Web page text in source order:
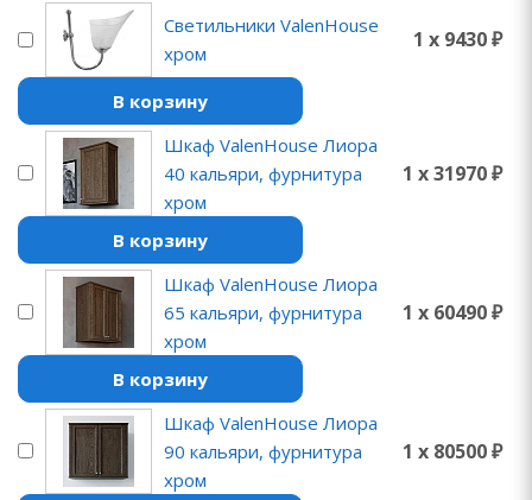
Светильники ValenHouse
хром
1 x 9430 ₽
В корзину
Шкаф ValenHouse Лиора
40 кальяри, фурнитура
хром
1 x 31970 ₽
В корзину
Шкаф ValenHouse Лиора
65 кальяри, фурнитура
хром
1 x 60490 ₽
В корзину
Шкаф ValenHouse Лиора
90 кальяри, фурнитура
хром
1 x 80500 ₽